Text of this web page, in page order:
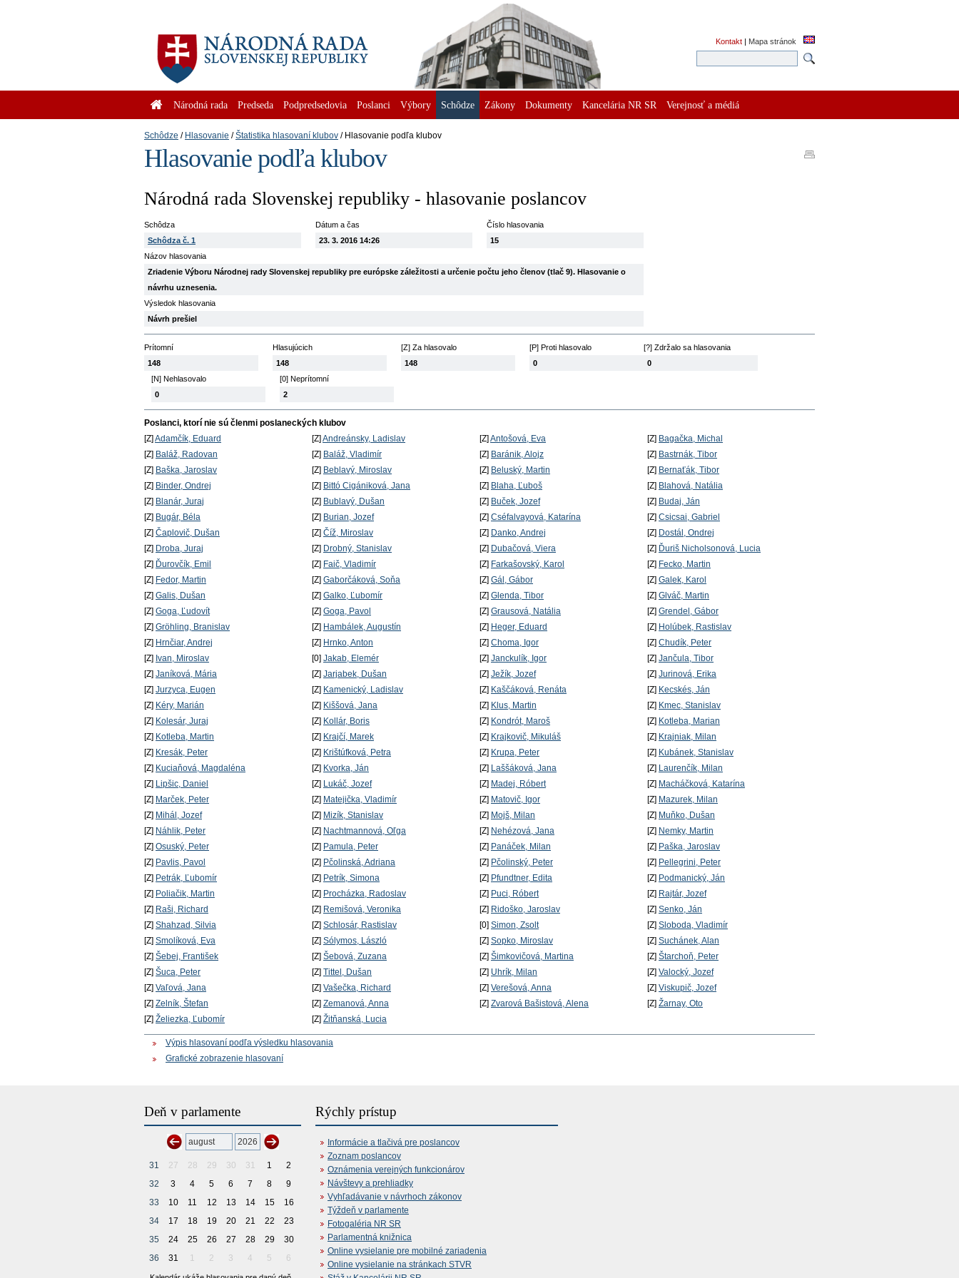
Kontakt | Mapa stránok
Národná rada Predseda Podpredsedovia Poslanci Výbory Schôdze Zákony Dokumenty Kancelária NR SR Verejnosť a médiá
Schôdze Hlasovanie Štatistika hlasovaní klubov Hlasovanie podľa klubov
Hlasovanie podľa klubov
Národná rada Slovenskej republiky - hlasovanie poslancov
Schôdza
Schôdza č. 1
Dátum a čas
23. 3. 2016 14:26
Číslo hlasovania
15
Názov hlasovania
Zriadenie Výboru Národnej rady Slovenskej republiky pre európske záležitosti a určenie počtu jeho členov (tlač 9). Hlasovanie o
návrhu uznesenia.
Výsledok hlasovania
Návrh prešiel
Prítomní
148
Hlasujúcich
148
[Z] Za hlasovalo
148
[P] Proti hlasovalo
0
[?] Zdržalo sa hlasovania
0
[N] Nehlasovalo
0
[0] Neprítomní
2
Poslanci, ktorí nie sú členmi poslaneckých klubov
[Z] Adamčík, Eduard [Z] Andreánsky, Ladislav [Z] Antošová, Eva [Z] Bagačka, Michal
[Z] Baláž, Radovan [Z] Baláž, Vladimír [Z] Baránik, Alojz [Z] Bastrnák, Tibor
[Z] Baška, Jaroslav [Z] Beblavý, Miroslav [Z] Beluský, Martin [Z] Bernaťák, Tibor
[Z] Binder, Ondrej [Z] Bittó Cigániková, Jana [Z] Blaha, Ľuboš [Z] Blahová, Natália
[Z] Blanár, Juraj [Z] Bublavý, Dušan [Z] Buček, Jozef [Z] Budaj, Ján
[Z] Bugár, Béla [Z] Burian, Jozef [Z] Cséfalvayová, Katarína [Z] Csicsai, Gabriel
[Z] Čaplovič, Dušan [Z] Číž, Miroslav [Z] Danko, Andrej [Z] Dostál, Ondrej
[Z] Droba, Juraj [Z] Drobný, Stanislav [Z] Dubačová, Viera [Z] Ďuriš Nicholsonová, Lucia
[Z] Ďurovčík, Emil [Z] Faič, Vladimír [Z] Farkašovský, Karol [Z] Fecko, Martin
[Z] Fedor, Martin [Z] Gaborčáková, Soňa [Z] Gál, Gábor [Z] Galek, Karol
[Z] Galis, Dušan [Z] Galko, Ľubomír [Z] Glenda, Tibor [Z] Glváč, Martin
[Z] Goga, Ľudovít [Z] Goga, Pavol [Z] Grausová, Natália [Z] Grendel, Gábor
[Z] Gröhling, Branislav [Z] Hambálek, Augustín [Z] Heger, Eduard [Z] Holúbek, Rastislav
[Z] Hrnčiar, Andrej [Z] Hrnko, Anton [Z] Choma, Igor [Z] Chudík, Peter
[Z] Ivan, Miroslav [0] Jakab, Elemér [Z] Janckulík, Igor [Z] Jančula, Tibor
[Z] Janíková, Mária [Z] Jarjabek, Dušan [Z] Ježík, Jozef [Z] Jurinová, Erika
[Z] Jurzyca, Eugen [Z] Kamenický, Ladislav [Z] Kaščáková, Renáta [Z] Kecskés, Ján
[Z] Kéry, Marián [Z] Kiššová, Jana [Z] Klus, Martin [Z] Kmec, Stanislav
[Z] Kolesár, Juraj [Z] Kollár, Boris [Z] Kondrót, Maroš [Z] Kotleba, Marian
[Z] Kotleba, Martin [Z] Krajčí, Marek [Z] Krajkovič, Mikuláš [Z] Krajniak, Milan
[Z] Kresák, Peter [Z] Krištúfková, Petra [Z] Krupa, Peter [Z] Kubánek, Stanislav
[Z] Kuciaňová, Magdaléna [Z] Kvorka, Ján [Z] Laššáková, Jana [Z] Laurenčík, Milan
[Z] Lipšic, Daniel [Z] Lukáč, Jozef [Z] Madej, Róbert [Z] Macháčková, Katarína
[Z] Marček, Peter [Z] Matejička, Vladimír [Z] Matovič, Igor [Z] Mazurek, Milan
[Z] Mihál, Jozef [Z] Mizík, Stanislav [Z] Mojš, Milan [Z] Muňko, Dušan
[Z] Náhlik, Peter [Z] Nachtmannová, Oľga [Z] Nehézová, Jana [Z] Nemky, Martin
[Z] Osuský, Peter [Z] Pamula, Peter [Z] Panáček, Milan [Z] Paška, Jaroslav
[Z] Pavlis, Pavol [Z] Pčolinská, Adriana [Z] Pčolinský, Peter [Z] Pellegrini, Peter
[Z] Petrák, Ľubomír [Z] Petrík, Simona [Z] Pfundtner, Edita [Z] Podmanický, Ján
[Z] Poliačik, Martin [Z] Procházka, Radoslav [Z] Puci, Róbert [Z] Rajtár, Jozef
[Z] Raši, Richard [Z] Remišová, Veronika [Z] Ridoško, Jaroslav [Z] Senko, Ján
[Z] Shahzad, Silvia [Z] Schlosár, Rastislav [0] Simon, Zsolt [Z] Sloboda, Vladimír
[Z] Smolíková, Eva [Z] Sólymos, László [Z] Sopko, Miroslav [Z] Suchánek, Alan
[Z] Šebej, František [Z] Šebová, Zuzana [Z] Šimkovičová, Martina [Z] Štarchoň, Peter
[Z] Šuca, Peter [Z] Tittel, Dušan [Z] Uhrík, Milan [Z] Valocký, Jozef
[Z] Vaľová, Jana [Z] Vašečka, Richard [Z] Verešová, Anna [Z] Viskupič, Jozef
[Z] Zelník, Štefan [Z] Zemanová, Anna [Z] Zvarová Bašistová, Alena [Z] Žarnay, Oto
[Z] Želiezka, Ľubomír [Z] Žitňanská, Lucia
Výpis hlasovaní podľa výsledku hlasovania
Grafické zobrazenie hlasovaní
Deň v parlamente
31 27 28 29 30 31 1
2
32
3 4 5 6 7 8
9
33
10 11 12 13 14 15
16
34
17 18 19 20 21 22
23
35
24 25 26 27 28 29
30
36
31 1 2 3 4 5 6
Rýchly prístup
Informácie a tlačivá pre poslancov
Zoznam poslancov
Oznámenia verejných funkcionárov
Návštevy a prehliadky
Vyhľadávanie v návrhoch zákonov
Týždeň v parlamente
Fotogaléria NR SR
Parlamentná knižnica
Online vysielanie pre mobilné zariadenia
Online vysielanie na stránkach STVR